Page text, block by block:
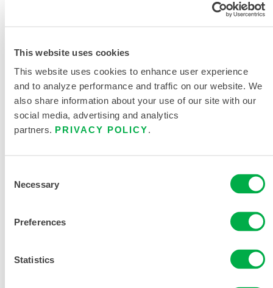
This website uses cookies
This website uses cookies to enhance user experience
and to analyze performance and traffic on our website. We
also share information about your use of our site with our
social media, advertising and analytics
partners. PRIVACY POLICY.
Selection
Necessary
Preferences
Statistics
SOLICITAR MÁS INFORMACIÓN
DOCUMENTOS RELACIONADOS